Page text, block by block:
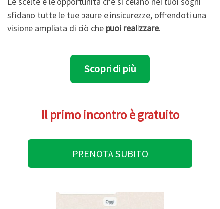
sfidano tutte le tue paure e insicurezze, offrendoti una
visione ampliata di ciò che puoi realizzare.
Scopri di più
Il primo incontro è gratuito
PRENOTA SUBITO